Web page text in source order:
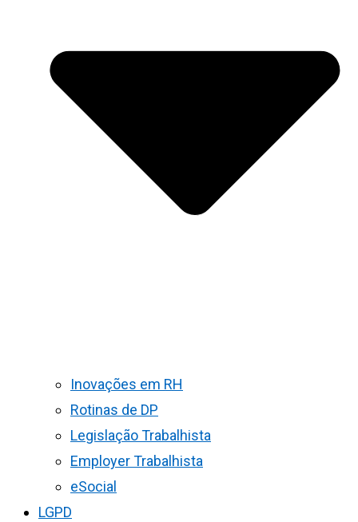
Inovações em RH
Rotinas de DP
Legislação Trabalhista
Employer Trabalhista
eSocial
LGPD